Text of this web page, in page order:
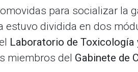
para socializar la
estuvo dividida en dos
Laboratorio de Toxicología
miembros del Gabinete de